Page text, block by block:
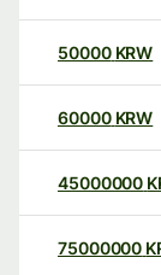
50000 KRW
60000 KRW
45000000
75000000